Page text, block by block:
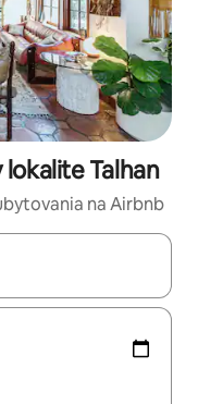
Talhan
na Airbnb
si ich prechádzať